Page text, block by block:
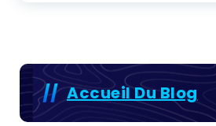
Accueil Du Blog